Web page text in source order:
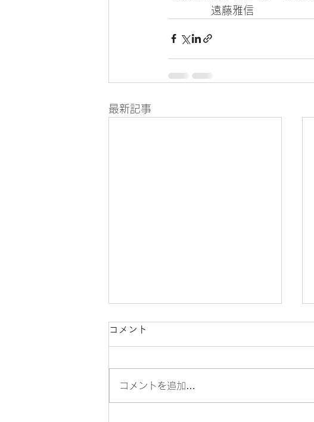
遠藤雅信
最新記事
コメント
コメントを追加…